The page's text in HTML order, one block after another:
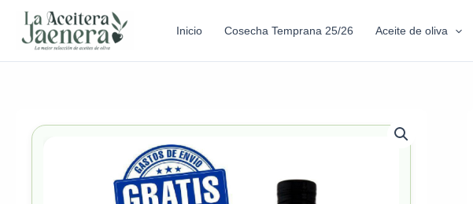
Inicio Cosecha Temprana 25/26 Aceite de oliva